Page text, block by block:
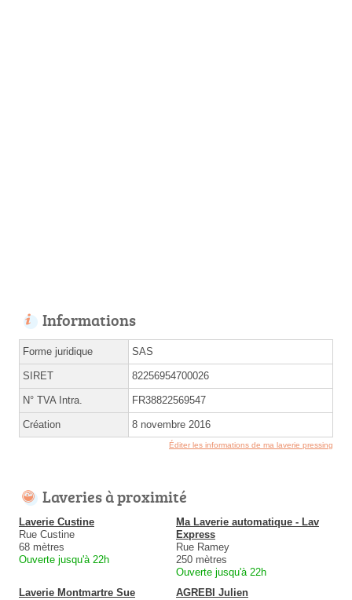
Informations
Forme juridique SAS
SIRET 82256954700026
N° TVA Intra. FR38822569547
Création 8 novembre 2016
Éditer les informations de ma laverie pressing
Laveries à proximité
Laverie Custine
Rue Custine
68 mètres
Ouverte jusqu'à 22h
Ma Laverie automatique - Lav
Express
Rue Ramey
250 mètres
Ouverte jusqu'à 22h
Laverie Montmartre Sue
AGREBI Julien